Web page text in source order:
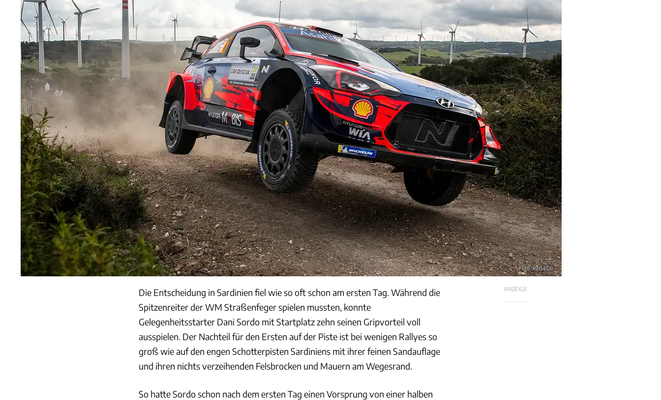
Foto: Red Bull
ANZEIGE
Die Entscheidung in Sardinien fiel wie so oft schon am ersten Tag. Während die
Spitzenreiter der WM Straßenfeger spielen mussten, konnte
Gelegenheitsstarter Dani Sordo mit Startplatz zehn seinen Gripvorteil voll
ausspielen. Der Nachteil für den Ersten auf der Piste ist bei wenigen Rallyes so
groß wie auf den engen Schotterpisten Sardiniens mit ihrer feinen Sandauflage
und ihren nichts verzeihenden Felsbrocken und Mauern am Wegesrand.
So hatte Sordo schon nach dem ersten Tag einen Vorsprung von einer halben